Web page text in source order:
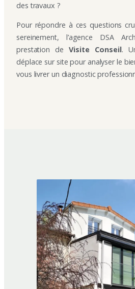
des travaux ?
Pour répondre à ces questions
sereinement, l’agence DSA
prestation deVisite Conseil.
déplace sur site pour analyser le
vous livrer un diagnostic